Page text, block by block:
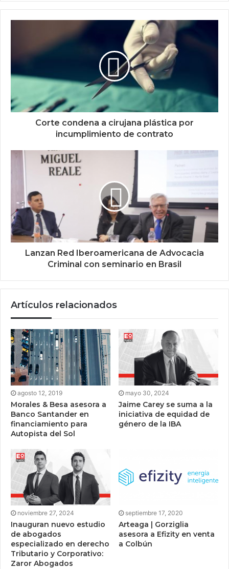
Corte condena a cirujana plástica por
incumplimiento de contrato
Lanzan Red Iberoamericana de Advocacia
Criminal con seminario en Brasil
Artículos relacionados
agosto 12, 2019
Morales & Besa asesora a
Banco Santander en
financiamiento para
Autopista del Sol
mayo 30, 2024
Jaime Carey se suma a la
iniciativa de equidad de
género de la IBA
noviembre 27, 2024
Inauguran nuevo estudio
de abogados
especializado en derecho
Tributario y Corporativo:
Zaror Abogados
septiembre 17, 2020
Arteaga | Gorziglia
asesora a Efizity en venta
a Colbún